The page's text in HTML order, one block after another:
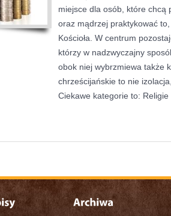
miejsce dla osób, które chcą
oraz mądrzej praktykować
Kościoła. W centrum
którzy w nadzwyczajny
obok niej wybrzmiewa także
chrześcijańskie to nie
Ciekawe kategorie to: Religie